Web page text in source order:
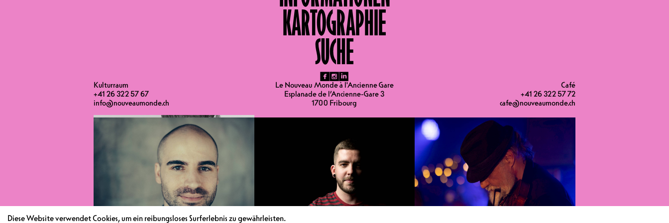
KARTOGRAPHIE
SUCHE
fb ig li
Kulturraum
+41 26 322 57 67
info@nouveaumonde.ch
Le Nouveau Monde à l'Ancienne Gare
Esplanade de l’Ancienne-Gare 3
1700 Fribourg
Café
+41 26 322 57 72
cafe@nouveaumonde.ch
Diese Website verwendet Cookies, um ein reibungsloses Surferlebnis zu gewährleisten.